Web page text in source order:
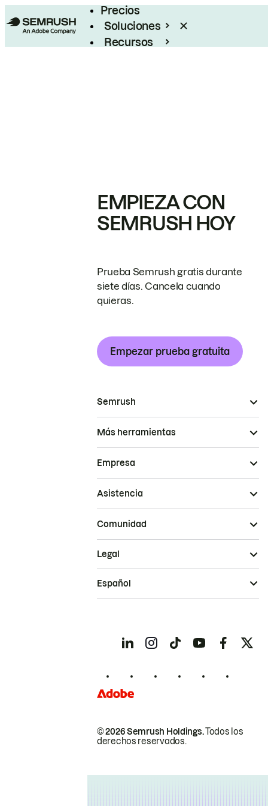
Precios
Soluciones
Recursos
EMPIEZA CON
SEMRUSH HOY
Prueba Semrush gratis durante
siete días. Cancela cuando
quieras.
Empezar prueba gratuita
Semrush
Más herramientas
Empresa
Asistencia
Comunidad
© 2026 Semrush Holdings.Todos los
derechos reservados.
Legal
Español